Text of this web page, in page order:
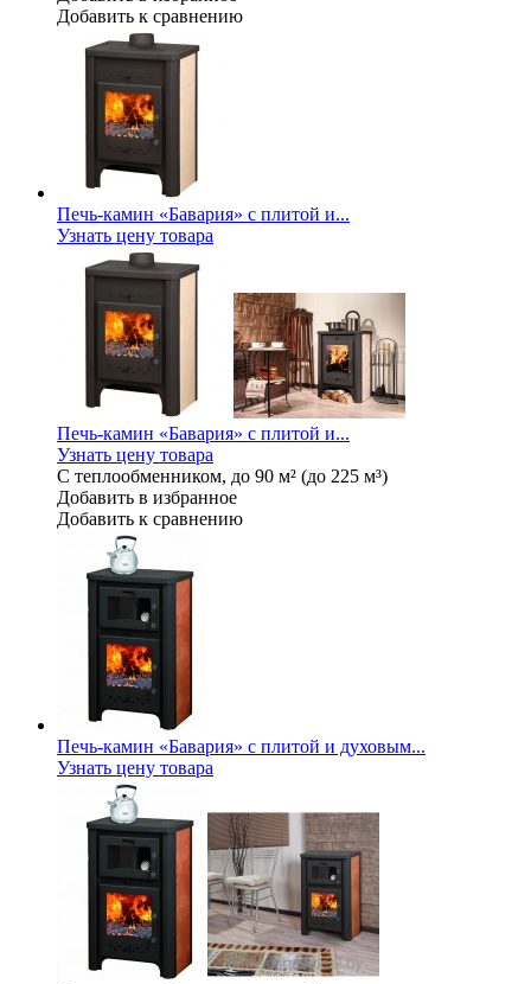
Добавить к сравнению
Печь-камин «Бавария» с плитой и...
Узнать цену товара
Печь-камин «Бавария» с плитой и...
Узнать цену товара
С теплообменником, до 90 м² (до 225 м³)
Добавить в избранное
Добавить к сравнению
Печь-камин «Бавария» с плитой и духовым...
Узнать цену товара